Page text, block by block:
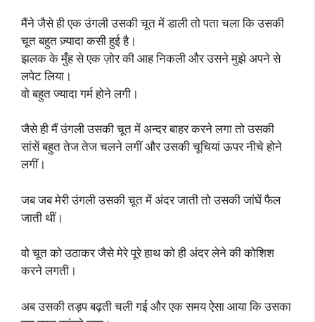
मैंने जैसे ही एक उंगली उसकी चूत में डाली तो पता चला कि उसकी
चूत बहुत ज़्यादा कसी हुई है।
झलक के मुँह से एक ज़ोर की आह निकली और उसने मुझे अपने से
लपेट लिया।
वो बहुत ज्यादा गर्म होने लगी।
जैसे ही मैं उंगली उसकी चूत में अन्दर बाहर करने लगा तो उसकी
सांसें बहुत तेज तेज चलने लगीं और उसकी चूचियां ऊपर नीचे होने
लगीं।
जब जब मेरी उंगली उसकी चूत में अंदर जाती तो उसकी जांघें फैल
जाती थीं।
वो चूत को उठाकर जैसे मेरे पूरे हाथ को ही अंदर लेने की कोशिश
करने लगती।
अब उसकी तड़प बढ़ती चली गई और एक समय ऐसा आया कि उसका